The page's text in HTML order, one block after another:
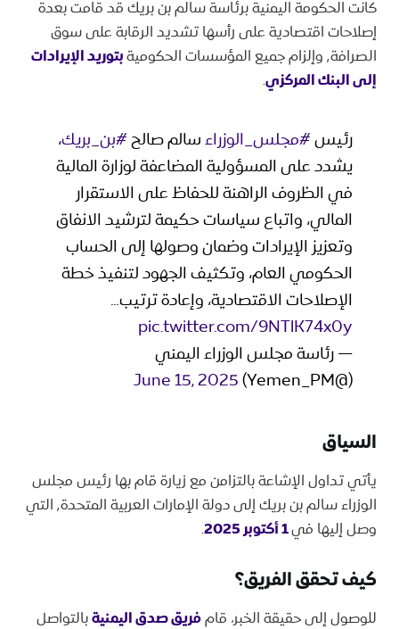
كانت الحكومة اليمنية برئاسة سالم بن بريك قد قامت بعدة
إصلاحات اقتصادية على رأسها تشديد الرقابة على سوق
الصرافة٬ وإلزام جميع المؤسسات الحكومية
بتوريد الإيرادات
إلى البنك المركزي.
رئيس#مجلس_الوزراءسالم صالح#بن_بريك،
يشدد على المسؤولية المضاعفة لوزارة المالية
في الظروف الراهنة للحفاظ على الاستقرار
المالي، واتباع سياسات حكيمة لترشيد الانفاق
وتعزيز الإيرادات وضمان وصولها إلى الحساب
الحكومي العام، وتكثيف الجهود لتنفيذ خطة
الإصلاحات الاقتصادية، وإعادة ترتيب…
pic.twitter.com/9NTlK74x0y
— رئاسة مجلس الوزراء اليمني
(@Yemen_PM)
June 15, 2025
السياق
يأتي تداول الإشاعة بالتزامن مع زيارة قام بها رئيس مجلس
الوزراء سالم بن بريك إلى دولة الإمارات العربية المتحدة٬ التي
وصل إليها في
.
كيف تحقق الفريق؟
للوصول إلى حقيقة الخبر، قامفريق صدق اليمنيةبالتواصل